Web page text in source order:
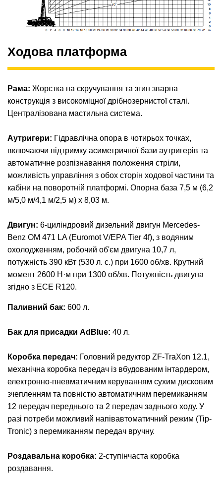
Ходова платформа
Рама: Жорстка на скручування та згин зварна
конструкція з високоміцної дрібнозернистої сталі.
Централізована мастильна система.
Аутригери: Гідравлічна опора в чотирьох точках,
включаючи підтримку асиметричної бази аутригерів та
автоматичне розпізнавання положення стріли,
можливість управління з обох сторін ходової частини та
кабіни на поворотній платформі. Опорна база 7,5 м (6,2
м/5,0 м/4,1 м/2,5 м) x 8,03 м.
Двигун: 6-циліндровий дизельний двигун Mercedes-
Benz OM 471 LA (Euromot V/EPA Tier 4f), з водяним
охолодженням, робочий об'єм двигуна 10,7 л,
потужність 390 кВт (530 л. с.) при 1600 об/хв. Крутний
момент 2600 Н·м при 1300 об/хв. Потужність двигуна
згідно з ECE R120.
Паливний бак: 600 л.
Бак для присадки AdBlue: 40 л.
Коробка передач: Головний редуктор ZF-TraXon 12.1,
механічна коробка передач із вбудованим інтардером,
електронно-пневматичним керуванням сухим дисковим
зчепленням та повністю автоматичним перемиканням
12 передач переднього та 2 передач заднього ходу. У
разі потреби можливий напівавтоматичний режим (Tip-
Tronic) з перемиканням передач вручну.
Роздавальна коробка: 2-ступінчаста коробка
роздавання.